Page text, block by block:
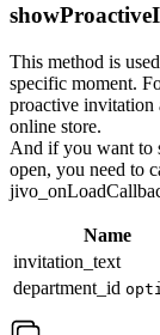
This method is
specific moment.
proactive invitation
online store.
And if you want to
open, you need to
Name
invitation_text
department_id